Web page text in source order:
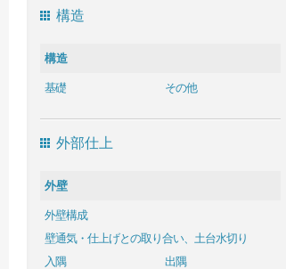
構造
構造
基礎 その他
外部仕上
外壁
外壁構成
壁通気・仕上げとの取り合い、土台水切り
入隅
出隅